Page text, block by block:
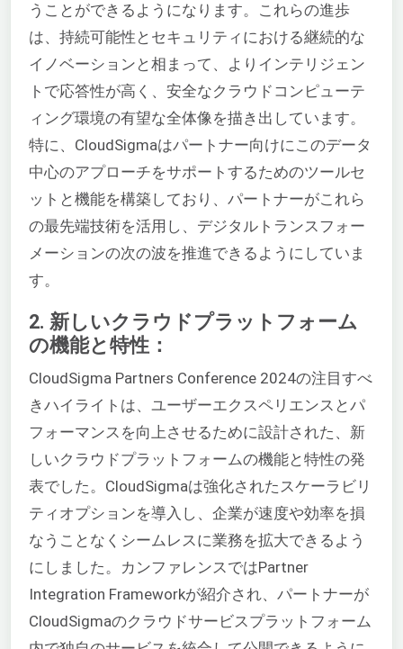
うことができるようになります。これらの進歩
は、持続可能性とセキュリティにおける継続的な
イノベーションと相まって、よりインテリジェン
トで応答性が高く、安全なクラウドコンピューテ
ィング環境の有望な全体像を描き出しています。
特に、CloudSigmaはパートナー向けにこのデータ
中心のアプローチをサポートするためのツールセ
ットと機能を構築しており、パートナーがこれら
の最先端技術を活用し、デジタルトランスフォー
メーションの次の波を推進できるようにしていま
す。
2. 新しいクラウドプラットフォーム
の機能と特性：
CloudSigma Partners Conference 2024の注目すべ
きハイライトは、ユーザーエクスペリエンスとパ
フォーマンスを向上させるために設計された、新
しいクラウドプラットフォームの機能と特性の発
表でした。CloudSigmaは強化されたスケーラビリ
ティオプションを導入し、企業が速度や効率を損
なうことなくシームレスに業務を拡大できるよう
にしました。カンファレンスではPartner
Integration Frameworkが紹介され、パートナーが
CloudSigmaのクラウドサービスプラットフォーム